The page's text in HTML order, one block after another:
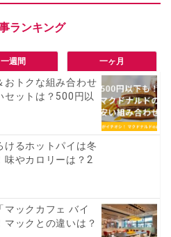
一週間 一ヶ月
おトクな組み合わせ
セットは？500円以
けるホットパイは冬
味やカロリーは？2
マックカフェ バイ
ックとの違いは？